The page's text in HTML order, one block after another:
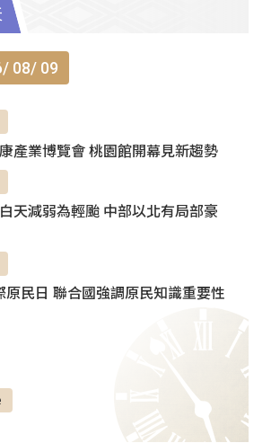
08/ 09
產業博覽會 桃園館開幕見新趨勢
天減弱為輕颱 中部以北有局部豪
原民日 聯合國強調原民知識重要性